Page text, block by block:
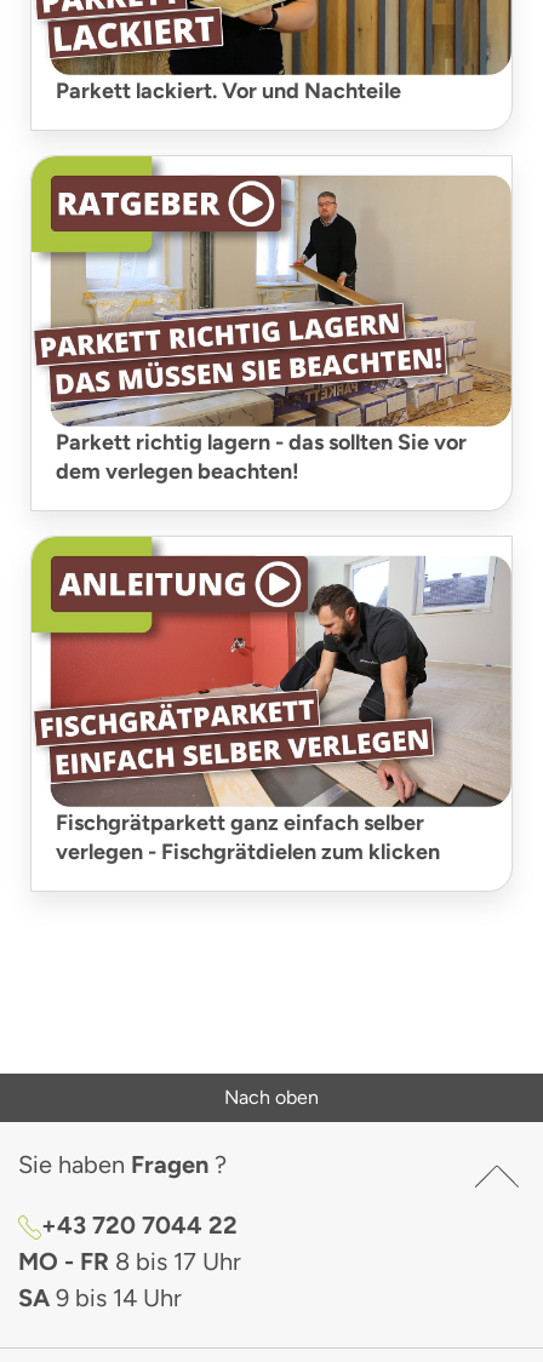
Parkett lackiert. Vor und Nachteile
Parkett richtig lagern - das sollten Sie vor
dem verlegen beachten!
Fischgrätparkett ganz einfach selber
verlegen - Fischgrätdielen zum klicken
Nach oben
Sie haben Fragen ?
+43 720 7044 22
MO - FR 8 bis 17 Uhr
SA 9 bis 14 Uhr